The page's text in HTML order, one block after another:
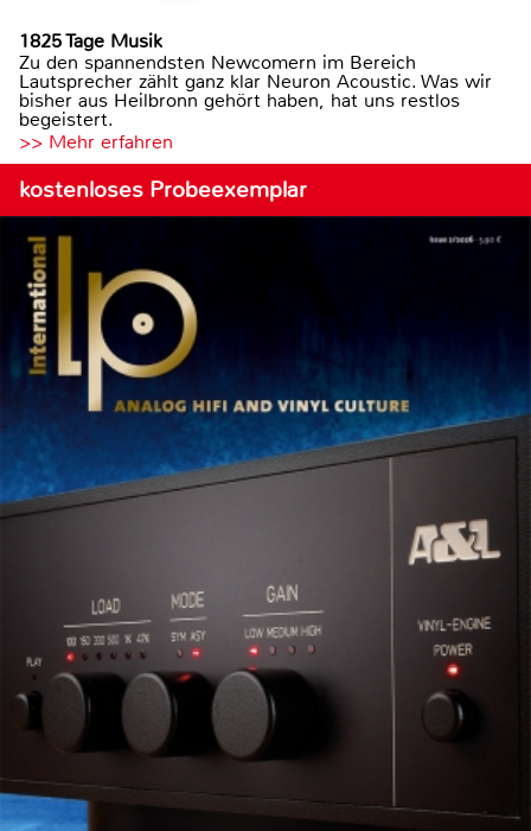
1825 Tage Musik
Zu den spannendsten Newcomern im Bereich
Lautsprecher zählt ganz klar Neuron Acoustic. Was wir
bisher aus Heilbronn gehört haben, hat uns restlos
begeistert.
>> Mehr erfahren
kostenloses Probeexemplar